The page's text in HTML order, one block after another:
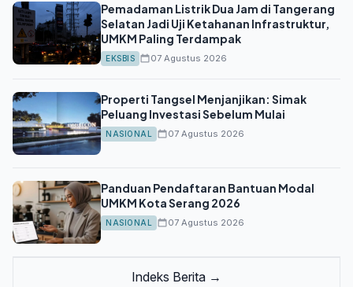
Pemadaman Listrik Dua Jam di Tangerang
Selatan Jadi Uji Ketahanan Infrastruktur,
UMKM Paling Terdampak
EKSBIS 07 Agustus 2026
Properti Tangsel Menjanjikan: Simak
Peluang Investasi Sebelum Mulai
NASIONAL 07 Agustus 2026
Panduan Pendaftaran Bantuan Modal
UMKM Kota Serang 2026
NASIONAL 07 Agustus 2026
Indeks Berita →